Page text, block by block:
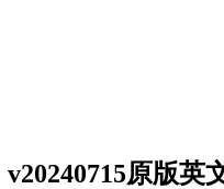
原版英